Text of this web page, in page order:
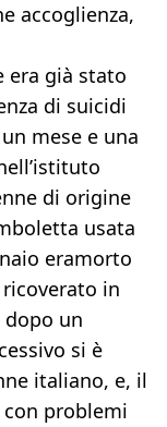
accoglienza,
era già stato
di suicidi
mese e una
di origine
usata
eramorto
in
dopo un
si è
italiano, e, il
problemi